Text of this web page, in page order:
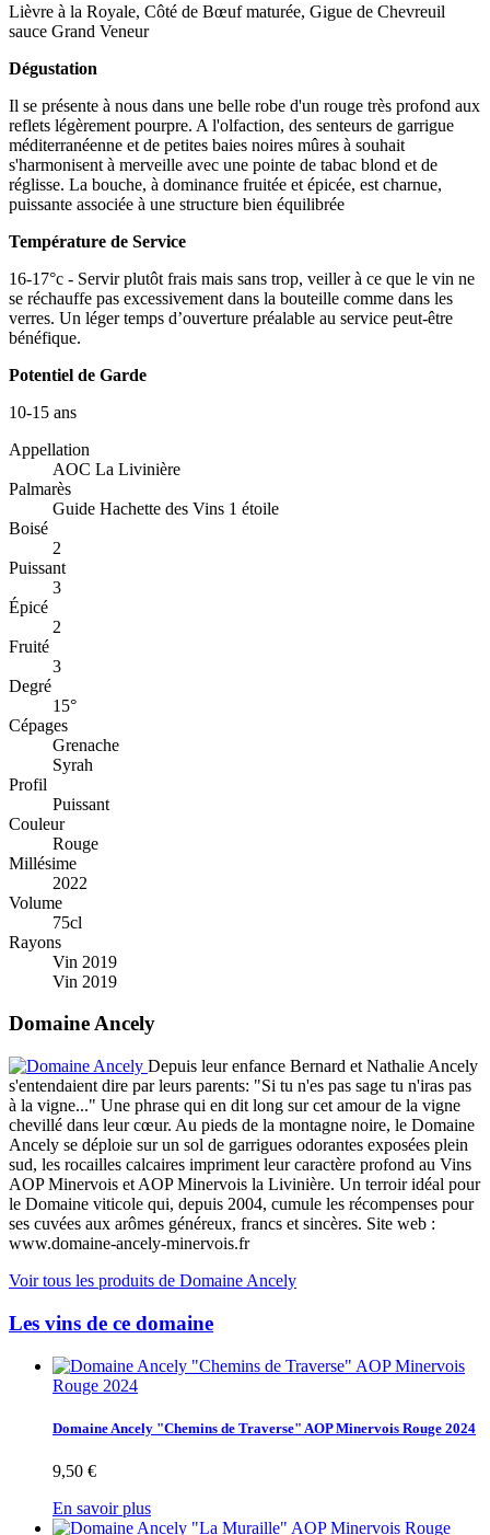
Lièvre à la Royale, Côté de Bœuf maturée, Gigue de Chevreuil
sauce Grand Veneur
Dégustation
Il se présente à nous dans une belle robe d'un rouge très profond aux
reflets légèrement pourpre. A l'olfaction, des senteurs de garrigue
méditerranéenne et de petites baies noires mûres à souhait
s'harmonisent à merveille avec une pointe de tabac blond et de
réglisse. La bouche, à dominance fruitée et épicée, est charnue,
puissante associée à une structure bien équilibrée
Température de Service
16-17°c - Servir plutôt frais mais sans trop, veiller à ce que le vin ne
se réchauffe pas excessivement dans la bouteille comme dans les
verres. Un léger temps d’ouverture préalable au service peut-être
bénéfique.
Potentiel de Garde
10-15 ans
Appellation
AOC La Livinière
Palmarès
Guide Hachette des Vins 1 étoile
Boisé
2
Puissant
3
Épicé
2
Fruité
3
Degré
15°
Cépages
Grenache
Syrah
Profil
Puissant
Couleur
Rouge
Millésime
2022
Volume
75cl
Rayons
Vin 2019
Vin 2019
Domaine Ancely
Depuis leur enfance Bernard et Nathalie Ancely
s'entendaient dire par leurs parents: "Si tu n'es pas sage tu n'iras pas
à la vigne..." Une phrase qui en dit long sur cet amour de la vigne
chevillé dans leur cœur. Au pieds de la montagne noire, le Domaine
Ancely se déploie sur un sol de garrigues odorantes exposées plein
sud, les rocailles calcaires impriment leur caractère profond au Vins
AOP Minervois et AOP Minervois la Livinière. Un terroir idéal pour
le Domaine viticole qui, depuis 2004, cumule les récompenses pour
ses cuvées aux arômes généreux, francs et sincères. Site web :
www.domaine-ancely-minervois.fr
Voir tous les produits de Domaine Ancely
Les vins de ce domaine
Domaine Ancely "Chemins de Traverse" AOP Minervois Rouge 2024
9,50 €
En savoir plus